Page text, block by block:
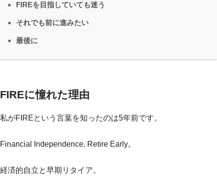
FIREを目指していても迷う
それでも前に進みたい
最後に
FIREに憧れた理由
私がFIREという言葉を知ったのは5年前です。
Financial Independence, Retire Early。
経済的自立と早期リタイア。